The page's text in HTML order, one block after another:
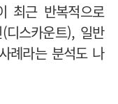
최근 반복적으로
디스카운트), 일반
례라는 분석도 나